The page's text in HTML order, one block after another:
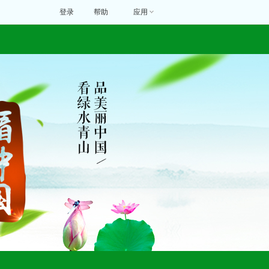
帮助 应用
登录